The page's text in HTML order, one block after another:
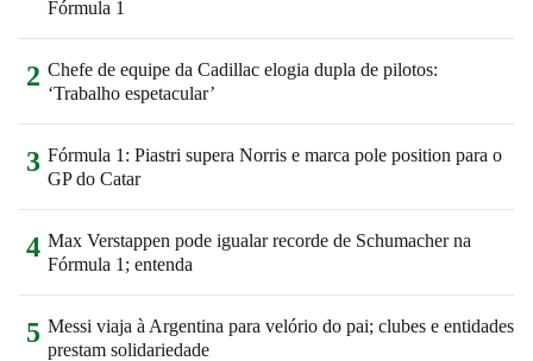
Fórmula 1
2 Chefe de equipe da Cadillac elogia dupla de pilotos:
‘Trabalho espetacular’
3 Fórmula 1: Piastri supera Norris e marca pole position para o
GP do Catar
4 Max Verstappen pode igualar recorde de Schumacher na
Fórmula 1; entenda
5 Messi viaja à Argentina para velório do pai; clubes e entidades
prestam solidariedade